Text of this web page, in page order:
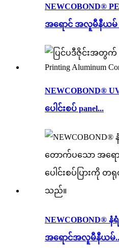
NEWCOBOND®
အရောင် အလူမီနီယမ် ပ
NEWCOBOND®
ပေါင်းစပ် panel...
အရောင်အလူမီနီယမ်